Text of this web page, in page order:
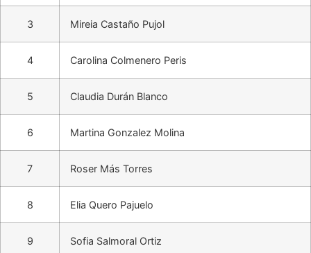
3 Mireia Castaño Pujol
4 Carolina Colmenero Peris
5 Claudia Durán Blanco
6 Martina Gonzalez Molina
7 Roser Más Torres
8 Elia Quero Pajuelo
9 Sofia Salmoral Ortiz